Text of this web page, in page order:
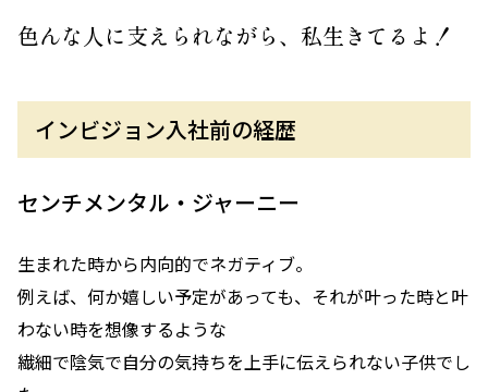
色んな人に支えられながら、私生きてるよ！
インビジョン入社前の経歴
センチメンタル・ジャーニー
生まれた時から内向的でネガティブ。
例えば、何か嬉しい予定があっても、それが叶った時と叶
わない時を想像するような
繊細で陰気で自分の気持ちを上手に伝えられない子供でし